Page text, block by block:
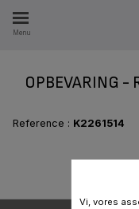
Menu
I 15 ÅR
OPBEVARING -
Reference : K2261514
Vi, vores